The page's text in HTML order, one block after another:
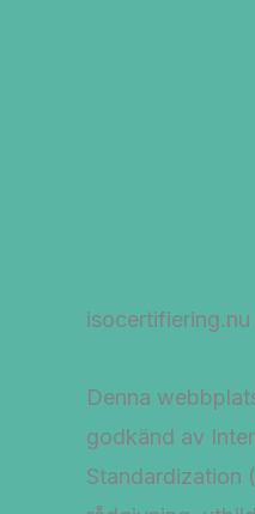
Denna
godkänd av
Standardization